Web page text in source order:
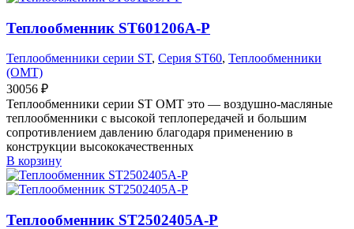
Теплообменник ST601206A-P
Теплообменники серии ST, Серия ST60, Теплообменники
(OMT)
30056 ₽
Теплообменники серии ST OMT это — воздушно-масляные
теплообменники с высокой теплопередачей и большим
сопротивлением давлению благодаря применению в
конструкции высококачественных
В корзину
Теплообменник ST2502405A-P